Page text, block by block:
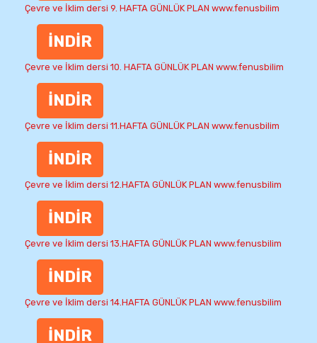
Çevre ve İklim dersi 9. HAFTA GÜNLÜK PLAN www.fenusbilim
İNDİR
Çevre ve İklim dersi 10. HAFTA GÜNLÜK PLAN www.fenusbilim
İNDİR
Çevre ve İklim dersi 11.HAFTA GÜNLÜK PLAN www.fenusbilim
İNDİR
Çevre ve İklim dersi 12.HAFTA GÜNLÜK PLAN www.fenusbilim
İNDİR
Çevre ve İklim dersi 13.HAFTA GÜNLÜK PLAN www.fenusbilim
İNDİR
Çevre ve İklim dersi 14.HAFTA GÜNLÜK PLAN www.fenusbilim
İNDİR